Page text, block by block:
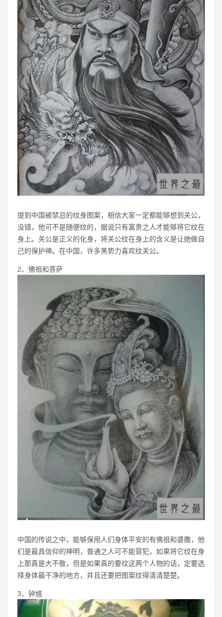
提到中国被禁忌的纹身图案，相信大家一定都能够想到关公，
没错，他可不是随便纹的，据说只有富贵之人才能够将它纹在
身上。关公是正义的化身，将关公纹在身上的含义是让她做自
己的保护神。在中国，许多黑势力喜欢纹关公。
2、佛祖和菩萨
中国的传说之中，能够保用人们身体平安的有佛祖和婆撒，他
们是最具信仰的神明，普通之人可不能冒犯，如果将它纹在身
上那真是大不敬，但是如果真的要纹这两个人物的话，定要选
择身体最干净的地方，并且还要把图案纹得清清楚楚。
3、钟馗